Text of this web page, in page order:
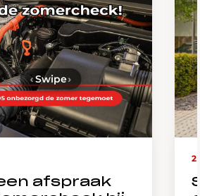
afspraak
‹ Swipe›